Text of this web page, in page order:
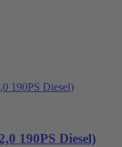
190PS Diesel)
190PS Diesel)